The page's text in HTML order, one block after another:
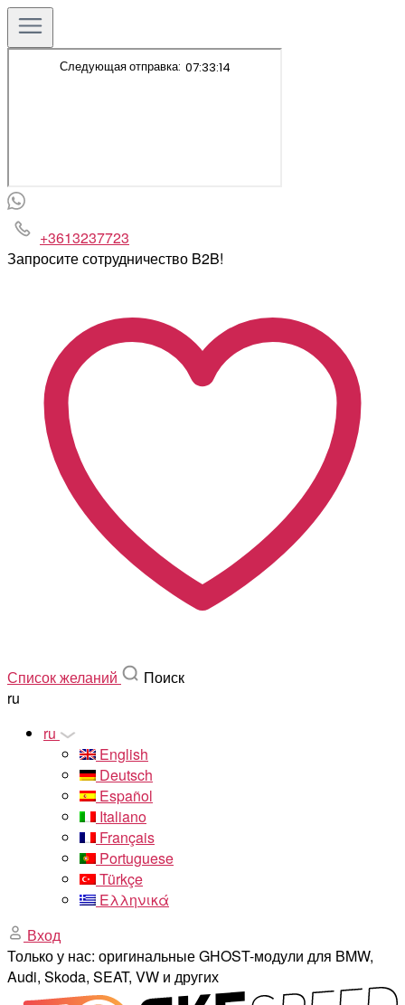
+3613237723
Запросите сотрудничество B2B!
Список желаний
Поиск
ru
ru
English
Deutsch
Español
Italiano
Français
Portuguese
Türkçe
Ελληνικά
Вход
Только у нас: оригинальные GHOST-модули для BMW,
Audi, Skoda, SEAT, VW и других